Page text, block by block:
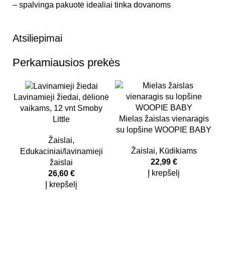
– spalvinga pakuotė idealiai tinka dovanoms
Atsiliepimai
Perkamiausios prekės
Lavinamieji žiedai, dėlionė
vaikams, 12 vnt Smoby
Little
Žaislai,
Edukaciniai/lavinamieji
žaislai
26,60 €
Į krepšelį
Mielas žaislas vienaragis
su lopšine WOOPIE BABY
Žaislai, Kūdikiams
22,99 €
Į krepšelį